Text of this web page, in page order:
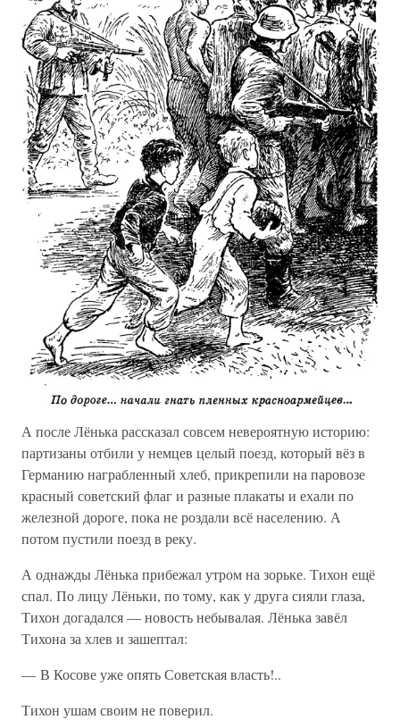
А после Лёнька рассказал совсем невероятную историю:
партизаны отбили у немцев целый поезд, который вёз в
Германию награбленный хлеб, прикрепили на паровозе
красный советский флаг и разные плакаты и ехали по
железной дороге, пока не роздали всё населению. А
потом пустили поезд в реку.
А однажды Лёнька прибежал утром на зорьке. Тихон ещё
спал. По лицу Лёньки, по тому, как у друга сияли глаза,
Тихон догадался — новость небывалая. Лёнька завёл
Тихона за хлев и зашептал:
— В Косове уже опять Советская власть!..
Тихон ушам своим не поверил.